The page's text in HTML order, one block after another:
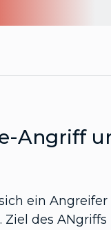
Angriff
ein
des